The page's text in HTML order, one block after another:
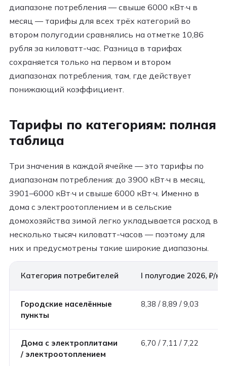
диапазоне потребления — свыше 6000 кВт·ч в
месяц — тарифы для всех трёх категорий во
втором полугодии сравнялись на отметке 10,86
рубля за киловатт-час. Разница в тарифах
сохраняется только на первом и втором
диапазонах потребления, там, где действует
понижающий коэффициент.
Тарифы по категориям: полная
таблица
Три значения в каждой ячейке — это тарифы по
диапазонам потребления: до 3900 кВт·ч в месяц,
3901–6000 кВт·ч и свыше 6000 кВт·ч. Именно в
дома с электроотоплением и в сельские
домохозяйства зимой легко укладывается расход в
несколько тысяч киловатт-часов — поэтому для
них и предусмотрены такие широкие диапазоны.
Категория потребителей I полугодие 2026, ₽/
Городские населённые
пункты
8,38 / 8,89 / 9,03
Дома с электроплитами
/ электроотоплением
6,70 / 7,11 / 7,22